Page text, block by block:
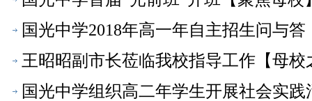
国光中学2018年高一年自主招生问与
王昭昭副市长莅临我校指导工作【母校
国光中学组织高二年学生开展社会实